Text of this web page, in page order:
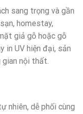
sang trọng và gần
homestay,
giả gỗ hoặc gỗ
in UV hiện đại, sản
nội thất.
nhiên, dễ phối cùng